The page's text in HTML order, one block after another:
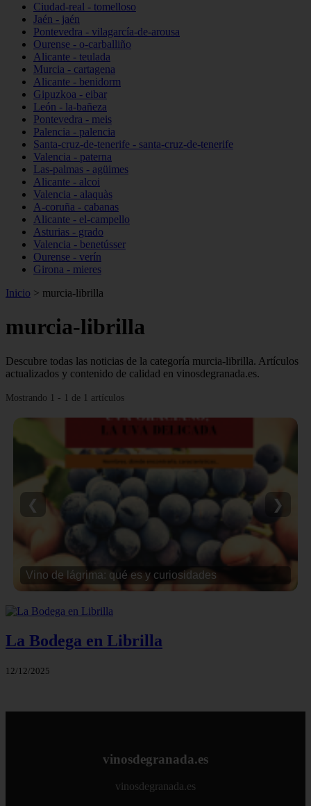
Ciudad-real - tomelloso
Jaén - jaén
Pontevedra - vilagarcía-de-arousa
Ourense - o-carballiño
Alicante - teulada
Murcia - cartagena
Alicante - benidorm
Gipuzkoa - eibar
León - la-bañeza
Pontevedra - meis
Palencia - palencia
Santa-cruz-de-tenerife - santa-cruz-de-tenerife
Valencia - paterna
Las-palmas - agüimes
Alicante - alcoi
Valencia - alaquàs
A-coruña - cabanas
Alicante - el-campello
Asturias - grado
Valencia - benetússer
Ourense - verín
Girona - mieres
Inicio > murcia-librilla
murcia-librilla
Descubre todas las noticias de la categoría murcia-librilla. Artículos
actualizados y contenido de calidad en vinosdegranada.es.
Mostrando 1 - 1 de 1 artículos
Vino de lágrima: qué es y curiosidades
❮ ❯
La Bodega en Librilla
12/12/2025
vinosdegranada.es
vinosdegranada.es